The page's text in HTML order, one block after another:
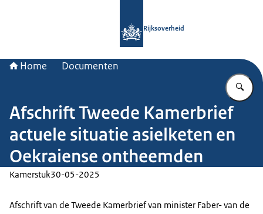
Rijksoverheid
Home Documenten
Afschrift Tweede Kamerbrief
actuele situatie asielketen en
Oekraiense ontheemden
Kamerstuk30-05-2025
Afschrift van de Tweede Kamerbrief van minister Faber- van de